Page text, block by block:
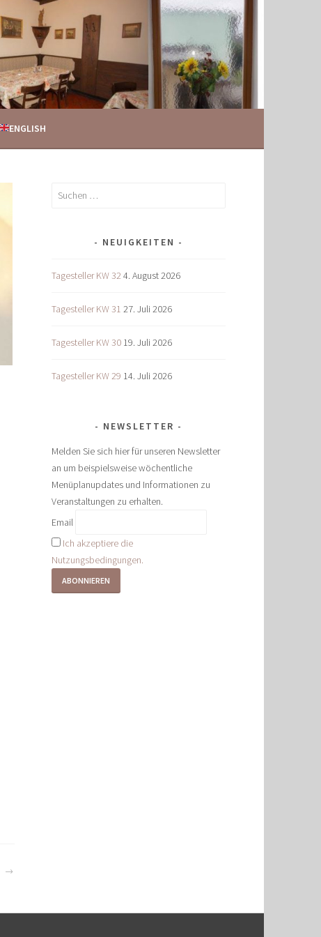
ENGLISH
Suchen
NEUIGKEITEN
Tagesteller KW 324. August 2026
Tagesteller KW 31 27. Juli 2026
Tagesteller KW 30 19. Juli 2026
Tagesteller KW 29 14. Juli 2026
NEWSLETTER
Melden Sie sich hier für unseren Newsletter
an um beispielsweise wöchentliche
Menüplanupdates und Informationen zu
Veranstaltungen zu erhalten.
Email
Ich akzeptiere die
Nutzungsbedingungen.